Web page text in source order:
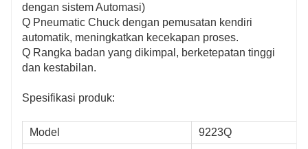
dengan sistem Automasi)
Q Pneumatic Chuck dengan pemusatan kendiri
automatik, meningkatkan kecekapan proses.
Q Rangka badan yang dikimpal, berketepatan tinggi
dan kestabilan.
Spesifikasi produk:
Model 9223Q